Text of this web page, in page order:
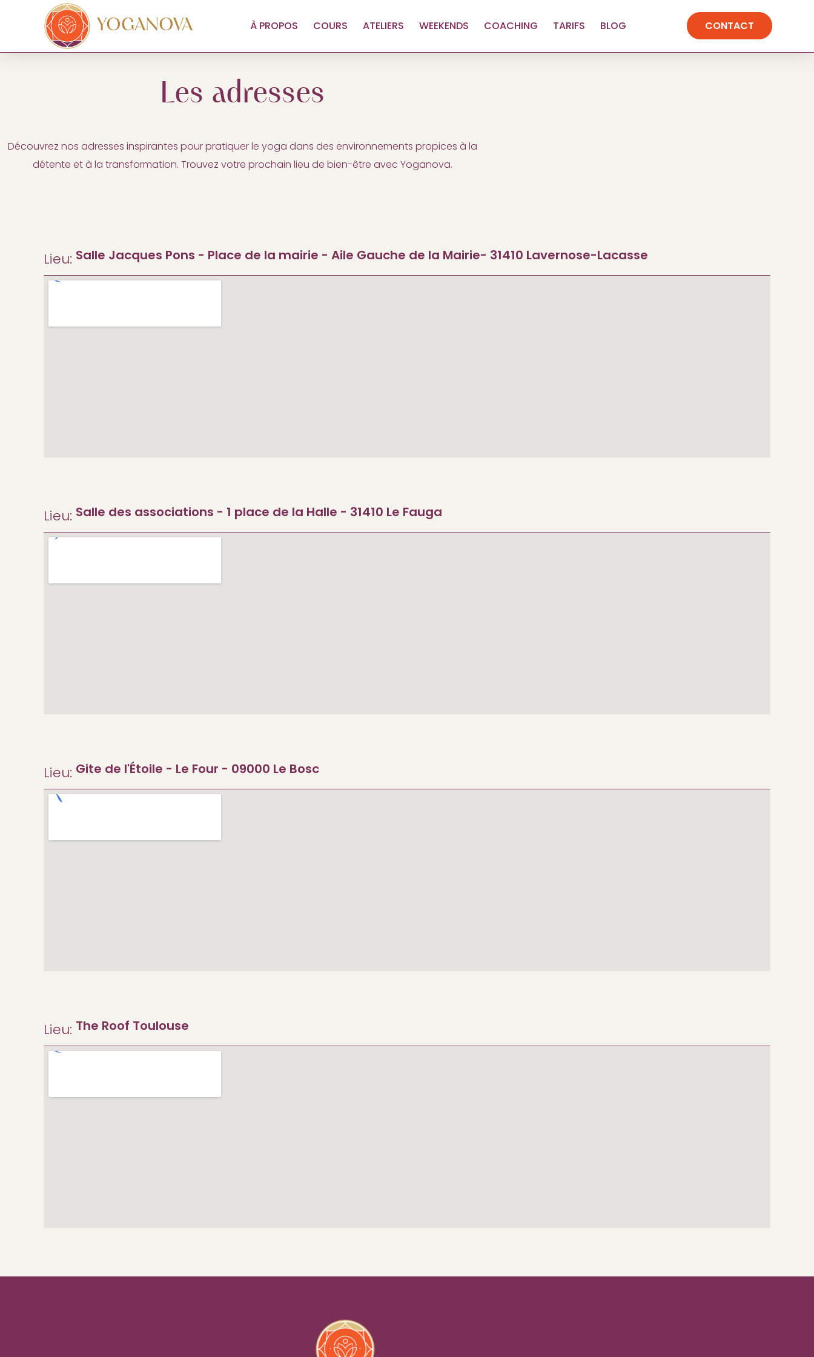
YOGANOVA À PROPOS COURS ATELIERS WEEKENDS COACHING TARIFS BLOG CONTACT
Les adresses
Découvrez nos adresses inspirantes pour pratiquer le yoga dans des environnements propices à la
détente et à la transformation. Trouvez votre prochain lieu de bien-être avec Yoganova.
Lieu: Salle Jacques Pons - Place de la mairie - Aile Gauche de la Mairie- 31410 Lavernose-Lacasse
Lieu: Salle des associations - 1 place de la Halle - 31410 Le Fauga
Lieu: Gite de l'Étoile - Le Four - 09000 Le Bosc
Lieu: The Roof Toulouse